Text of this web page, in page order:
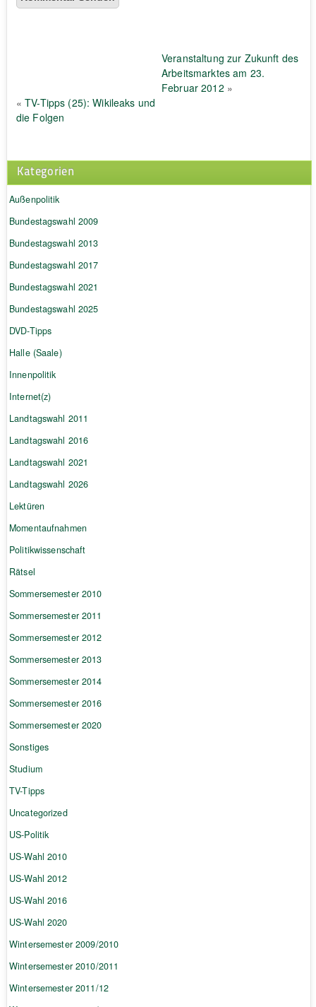
Veranstaltung zur Zukunft des
Arbeitsmarktes am 23.
Februar 2012 »
«TV-Tipps (25): Wikileaks und
die Folgen
Kategorien
Außenpolitik
Bundestagswahl 2009
Bundestagswahl 2013
Bundestagswahl 2017
Bundestagswahl 2021
Bundestagswahl 2025
DVD-Tipps
Halle (Saale)
Innenpolitik
Internet(z)
Landtagswahl 2011
Landtagswahl 2016
Landtagswahl 2021
Landtagswahl 2026
Lektüren
Momentaufnahmen
Politikwissenschaft
Rätsel
Sommersemester 2010
Sommersemester 2011
Sommersemester 2012
Sommersemester 2013
Sommersemester 2014
Sommersemester 2016
Sommersemester 2020
Sonstiges
Studium
TV-Tipps
Uncategorized
US-Politik
US-Wahl 2010
US-Wahl 2012
US-Wahl 2016
US-Wahl 2020
Wintersemester 2009/2010
Wintersemester 2010/2011
Wintersemester 2011/12